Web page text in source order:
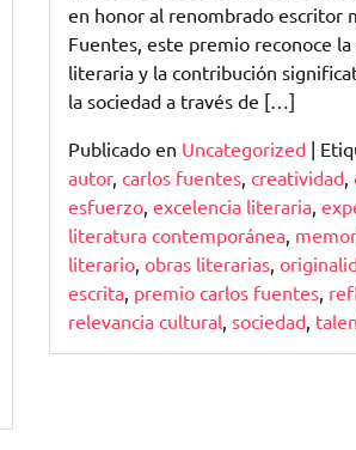
en honor al renombrado escritor
Fuentes, este premio reconoce la
literaria y la contribución
la sociedad a través de […]
Publicado en Uncategorized|
autor, carlos fuentes, creatividad,
esfuerzo, excelencia literaria,
literatura contemporánea,
literario, obras literarias,
escrita, premio carlos fuentes,
relevancia cultural sociedad,